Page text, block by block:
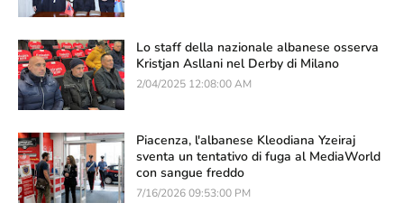
Lo staff della nazionale albanese osserva
Kristjan Asllani nel Derby di Milano
2/04/2025 12:08:00 AM
Piacenza, l'albanese Kleodiana Yzeiraj
sventa un tentativo di fuga al MediaWorld
con sangue freddo
7/16/2026 09:53:00 PM